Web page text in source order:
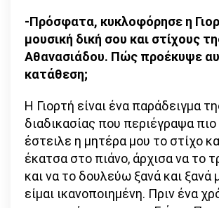
-Πρόσφατα, κυκλοφόρησε η
μουσική δική σου και στίχους
Αθανασιάδου. Πώς προέκυψε
κατάθεση;
Η Γιορτή είναι ένα παράδειγμα
διαδικασίας που περιέγραψα
έστειλε η μητέρα μου το στίχο
έκατσα στο πιάνο, άρχισα να το
και να το δουλεύω ξανά και ξανά
είμαι ικανοποιημένη. Πριν ένα